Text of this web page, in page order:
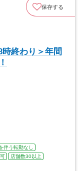
保存する
終わり＞年間
伴う転勤なし
店舗数30以上